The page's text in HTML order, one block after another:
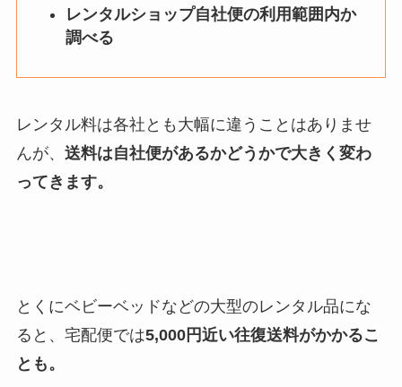
レンタルショップ自社便の利用範囲内か
調べる
レンタル料は各社とも大幅に違うことはありませ
んが、 送料は自社便があるかどうかで大きく変わ
ってきます。
とくにベビーベッドなどの大型のレンタル品にな
ると、宅配便では5,000円近い往復送料がかかるこ
とも。